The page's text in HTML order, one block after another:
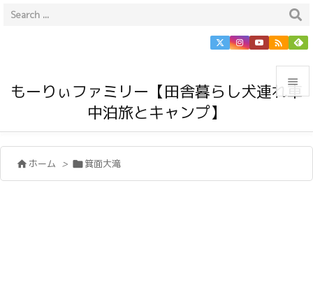
もーりぃファミリー【田舎暮らし犬連れ車
中泊旅とキャンプ】




 ホーム > 箕面大滝